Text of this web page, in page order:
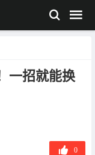
一招就能换
0